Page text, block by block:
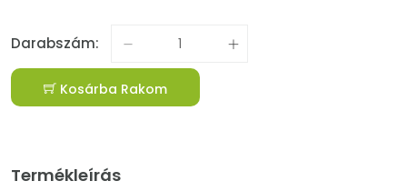
Darabszám:
Kosárba Rakom
Termékleírás